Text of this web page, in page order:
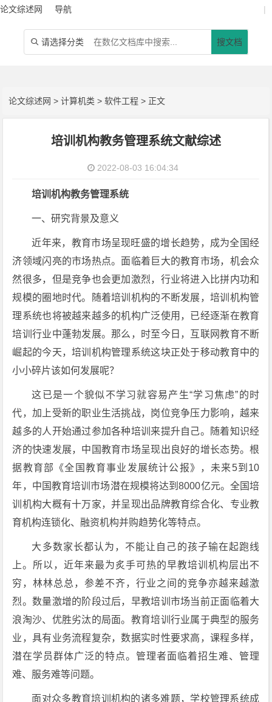
论文综述网 导航 |
 请选择分类 搜文档
论文综述网 >计算机类 >软件工程 > 正文
培训机构教务管理系统文献综述
2022-08-03 16:04:34
培训机构教务管理系统
一、研究背景及意义
近年来，教育市场呈现旺盛的增长趋势，成为全国经
济领域闪亮的市场热点。面临着巨大的教育市场，机会众
然很多，但是竞争也会更加激烈，行业将进入比拼内功和
规模的圈地时代。随着培训机构的不断发展，培训机构管
理系统也将被越来越多的机构广泛使用，已经逐渐在教育
培训行业中蓬勃发展。那么，时至今日，互联网教育不断
崛起的今天，培训机构管理系统这块正处于移动教育中的
小小碎片该如何发展呢？
这已是一个貌似不学习就容易产生“学习焦虑”的时
代，加上受新的职业生活挑战，岗位竞争压力影响，越来
越多的人开始通过参加各种培训来提升自己。随着知识经
济的快速发展，中国教育市场呈现出良好的增长态势。根
据教育部《全国教育事业发展统计公报》，未来5到10
年，中国教育培训市场潜在规模将达到8000亿元。全国培
训机构大概有十万家，并呈现出品牌教育综合化、专业教
育机构连锁化、融资机构并购趋势化等特点。
大多数家长都认为，不能让自己的孩子输在起跑线
上。所以，近年来最为炙手可热的早教培训机构层出不
穷，林林总总，参差不齐，行业之间的竞争亦越来越激
烈。数量激增的阶段过后，早教培训市场当前正面临着大
浪淘沙、优胜劣汰的局面。教育培训行业属于典型的服务
业，具有业务流程复杂，数据实时性要求高，课程多样，
潜在学员群体广泛的特点。管理者面临着招生难、管理
难、服务难等问题。
面对众多教育培训机构的诸多难题，学校管理系统成